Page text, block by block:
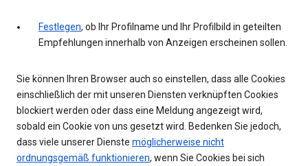
Festlegen, ob Ihr Profilname und Ihr Profilbild in geteilten
Empfehlungen innerhalb von Anzeigen erscheinen sollen.
Sie können Ihren Browser auch so einstellen, dass alle Cookies
einschließlich der mit unseren Diensten verknüpften Cookies
blockiert werden oder dass eine Meldung angezeigt wird,
sobald ein Cookie von uns gesetzt wird. Bedenken Sie jedoch,
dass viele unserer Dienste möglicherweise nicht
ordnungsgemäß funktionieren, wenn Sie Cookies bei sich